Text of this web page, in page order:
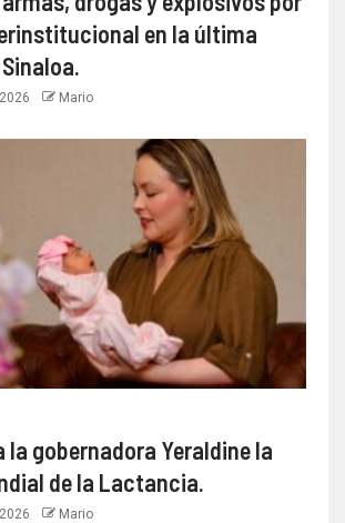
en la última
Mario
la gobernadora Yeraldine la
de la Lactancia.
Mario